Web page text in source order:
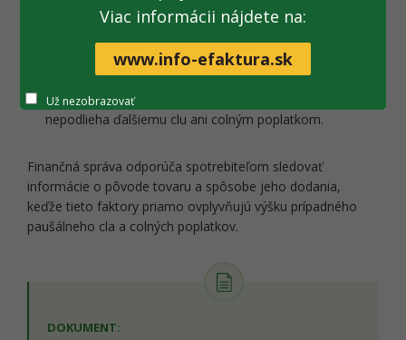
Tovar v bežnom sklade predajcu v EÚ
Ak je tovar už prepustený do voľného obehu a nachádza
sa v sklade predajcu v EÚ, colné konanie už prebehlo a
clo bolo zaplatené. Následný predaj v rámci EÚ
nepodlieha ďalšiemu clu ani colným poplatkom.
Finančná správa odporúča spotrebiteľom sledovať
informácie o pôvode tovaru a spôsobe jeho dodania,
keďže tieto faktory priamo ovplyvňujú výšku prípadného
paušálneho cla a colných poplatkov.
DOKUMENT:
Viac informácii nájdete na:
www.info-efaktura.sk
Už nezobrazovať